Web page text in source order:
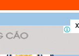
về thời gian các trận
ra trong thời gian sắp
ra hiện tại,kết quả
bóng đá có thể cập
x